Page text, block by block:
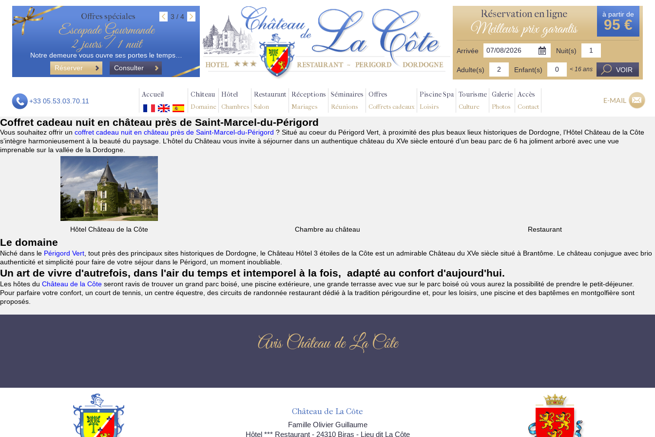
Offres spéciales 3 / 4
Escapade Gourmande
2 jours / 1 nuit
Notre demeure vous ouvre ses portes le temps…
Réserver
Consulter
Réservation en ligne
Meilleurs prix garantis
à partir de
95 €
Arrivée Nuit(s)
Adulte(s) Enfant(s) < 16 ans VOIR
+33 05.53.03.70.11
Accueil Château
Domaine
Hôtel
Chambres
Restaurant
Salon
Réceptions
Mariages
Séminaires
Réunions
Offres
Coffrets cadeaux
Piscine Spa
Loisirs
Tourisme
Culture
Galerie
Photos
Accès
Contact
E-MAIL
Coffret cadeau nuit en château près de Saint-Marcel-du-Périgord
Vous souhaitez offrir un coffret cadeau nuit en château près de Saint-Marcel-du-Périgord ? Situé au coeur du Périgord Vert, à proximité des plus beaux lieux historiques de Dordogne, l’Hôtel Château de la Côte
s’intègre harmonieusement à la beauté du paysage. L’hôtel du Château vous invite à séjourner dans un authentique château du XVe siècle entouré d’un beau parc de 6 ha joliment arboré avec une vue
imprenable sur la vallée de la Dordogne.
Hôtel Château de la Côte Chambre au château Restaurant
Le domaine
Niché dans le Périgord Vert , tout près des principaux sites historiques de Dordogne, le Château Hôtel 3 étoiles de la Côte est un admirable Château du XVe siècle situé à Brantôme. Le château conjugue avec brio
authenticité et simplicité pour faire de votre séjour dans le Périgord, un moment inoubliable.
Un art de vivre d'autrefois, dans l'air du temps et intemporel à la fois, adapté au confort d'aujourd'hui.
Les hôtes du Château de la Côte seront ravis de trouver un grand parc boisé, une piscine extérieure, une grande terrasse avec vue sur le parc boisé où vous aurez la possibilité de prendre le petit-déjeuner.
Pour parfaire votre confort, un court de tennis, un centre équestre, des circuits de randonnée restaurant dédié à la tradition périgourdine et, pour les loisirs, une piscine et des baptêmes en montgolfière sont
proposés.
Avis Château de La Côte
Château de La Côte
Famille Olivier Guillaume
Hôtel *** Restaurant - 24310 Biras - Lieu dit La Côte